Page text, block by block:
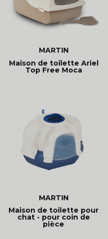
MARTIN
Maison de toilette Ariel
Top Free Moca
MARTIN
Maison de toilette pour
chat - pour coin de
pièce